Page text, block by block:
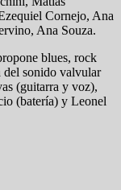
Cornejo, Ana
Ana Souza.
blues, rock
del sonido valvular
(guitarra y voz),
(batería) y Leonel